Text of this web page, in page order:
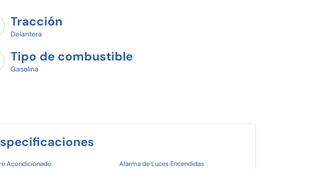
Tracción
Delantera
Tipo de combustible
Gasolina
Acondicionado
Alarma de Luces Encendidas